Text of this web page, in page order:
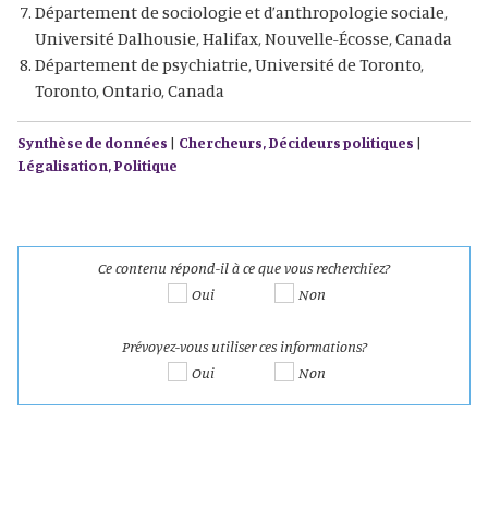
Département de sociologie et d’anthropologie sociale,
Université Dalhousie, Halifax, Nouvelle-Écosse, Canada
Département de psychiatrie, Université de Toronto,
Toronto, Ontario, Canada
Synthèse de données | Chercheurs,Décideurs politiques |
Légalisation,Politique
Ce contenu répond-il à ce que vous recherchiez?
Oui
Non
Prévoyez-vous utiliser ces informations?
Oui
Non